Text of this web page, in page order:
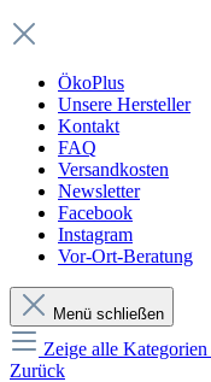
ÖkoPlus
Unsere Hersteller
Kontakt
FAQ
Versandkosten
Newsletter
Facebook
Instagram
Vor-Ort-Beratung
Menü schließen
Zeige alle Kategorien
Zurück